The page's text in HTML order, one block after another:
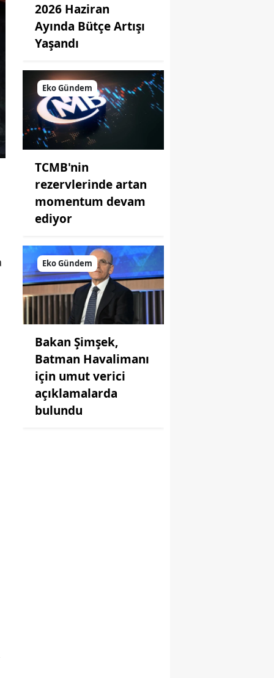
2026 Haziran
Ayında Bütçe Artışı
Yaşandı
Eko Gündem
TCMB'nin
rezervlerinde artan
momentum devam
ediyor
Eko Gündem
Bakan Şimşek,
Batman Havalimanı
için umut verici
açıklamalarda
bulundu